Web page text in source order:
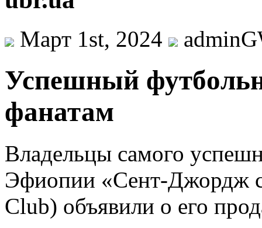
Март 1st, 2024
Успeшный
фанатам
Владельцы самого
Эфиопии «Сент-Джордж
Club) объявили о его